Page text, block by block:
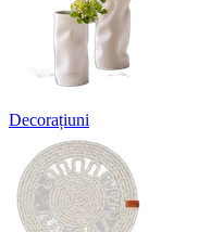
Decorațiuni